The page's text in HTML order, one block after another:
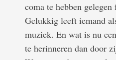
coma te hebben gelegen
Gelukkig leeft iemand
muziek. En wat is nu
te herinneren dan door